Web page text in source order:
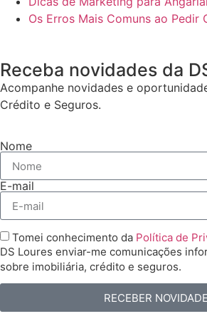
Os Erros Mais Comuns ao Pedir
Receba novidades da
Acompanhe novidades e
Crédito e Seguros.
Nome
E-mail
Tomei conhecimento da Política de
DS Loures enviar-me comunicações
sobre imobiliária, crédito e seguros.
RECEBER